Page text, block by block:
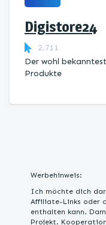
Digistore24
2.711
Der wohl
Produkte
Werbehinweis:
Ich möchte dich
Affiliate-Links oder
enthalten kann.
Projekt.